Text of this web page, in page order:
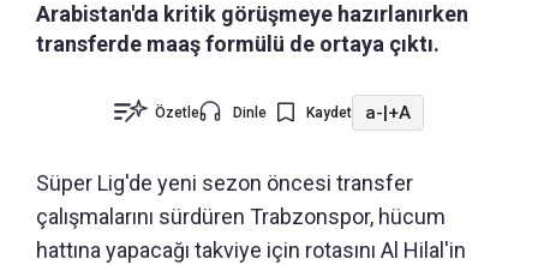
Arabistan'da kritik görüşmeye hazırlanırken
transferde maaş formülü de ortaya çıktı.
Özetle Dinle Kaydet a-|+A
Süper Lig'de yeni sezon öncesi transfer
çalışmalarını sürdüren Trabzonspor, hücum
hattına yapacağı takviye için rotasını Al Hilal'in